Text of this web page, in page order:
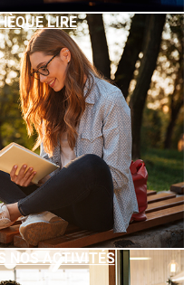
LIRE
NOS ACTIVITÉS